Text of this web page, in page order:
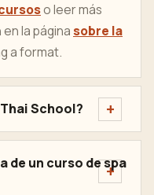
o leer más
la páginasobre la
a format.
School?
de un curso de spa